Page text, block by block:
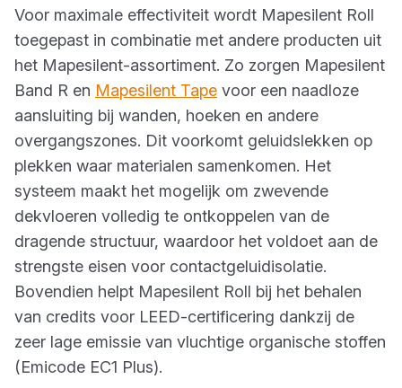
Voor maximale effectiviteit wordt Mapesilent Roll
toegepast in combinatie met andere producten uit
het Mapesilent-assortiment. Zo zorgen Mapesilent
Band R en Mapesilent Tape voor een naadloze
aansluiting bij wanden, hoeken en andere
overgangszones. Dit voorkomt geluidslekken op
plekken waar materialen samenkomen. Het
systeem maakt het mogelijk om zwevende
dekvloeren volledig te ontkoppelen van de
dragende structuur, waardoor het voldoet aan de
strengste eisen voor contactgeluidisolatie.
Bovendien helpt Mapesilent Roll bij het behalen
van credits voor LEED-certificering dankzij de
zeer lage emissie van vluchtige organische stoffen
(Emicode EC1 Plus).